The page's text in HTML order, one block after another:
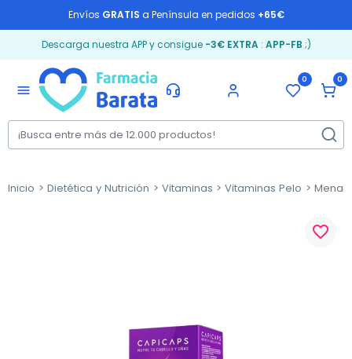
Envíos GRATIS a Península en pedidos +65€
Descarga nuestra APP y consigue -3€ EXTRA: APP-FB ;)
menu
0 0
Inicio Dietética y Nutrición Vitaminas Vitaminas Pelo
favorite_border